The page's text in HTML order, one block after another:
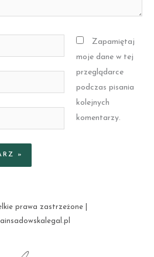
Zapamiętaj
moje dane w tej
przeglądarce
podczas pisania
kolejnych
komentarzy.
prawa zastrzeżone |